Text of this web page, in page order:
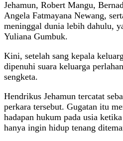
Jehamun, Robert Mangu,
Angela Fatmayana Newang,
meninggal dunia lebih dahulu,
Yuliana Gumbuk.
Kini, setelah sang kepala
dipenuhi suara keluarga
sengketa.
Hendrikus Jehamun tercatat
perkara tersebut. Gugatan itu
hadapan hukum pada usia
hanya ingin hidup tenang